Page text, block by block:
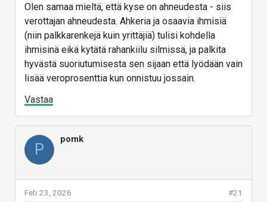
Ilman tuota ”ahneutta” ihmisissä, tänne ei synny
kansainvälisiä firmoja ja niitä tarvitaan. Eka niitä vaan
pitää myydä ulos, että saadaan rahaa kertymään
tänne lisää, jotta niiitä voidaan tulevaisuudessa
omistaa myös täällä. Monet noista sijoittaa uusiin
startuppeihin.
Se on sitten äänestäjien tehtävä pitäää huolta, ettei
verot liikaa nouse, tai tuo ei ole mahdollista.
Vastaa
Olen samaa mieltä, että kyse on ahneudesta - siis
verottajan ahneudesta. Ahkeria ja osaavia ihmisiä
(niin palkkarenkejä kuin yrittäjiä) tulisi kohdella
ihmisinä eikä kytätä rahankiilu silmissä, ja palkita
hyvästä suoriutumisesta sen sijaan että lyödään vain
lisää veroprosenttia kun onnistuu jossain.
Vastaa
P
pomk
#21
Feb 23, 2026